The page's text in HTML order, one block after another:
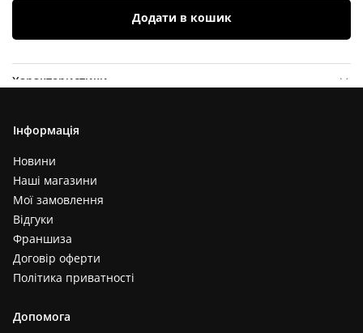
Додати в кошик
Характеристики
Інформація
Новини
Наші магазини
Мої замовлення
Відгуки
Франшиза
Договір оферти
Політика приватності
Допомога